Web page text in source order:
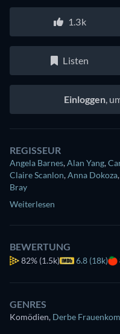
1.3k
Listen
Einloggen ,
REGISSEUR
Angela Barnes,Alan Yang,
Claire Scanlon,Anna Dokoza,
Bray
Weiterlesen
BEWERTUNG
82% (1.5k) 6.8 (18k)
GENRES
Komödien, Derbe